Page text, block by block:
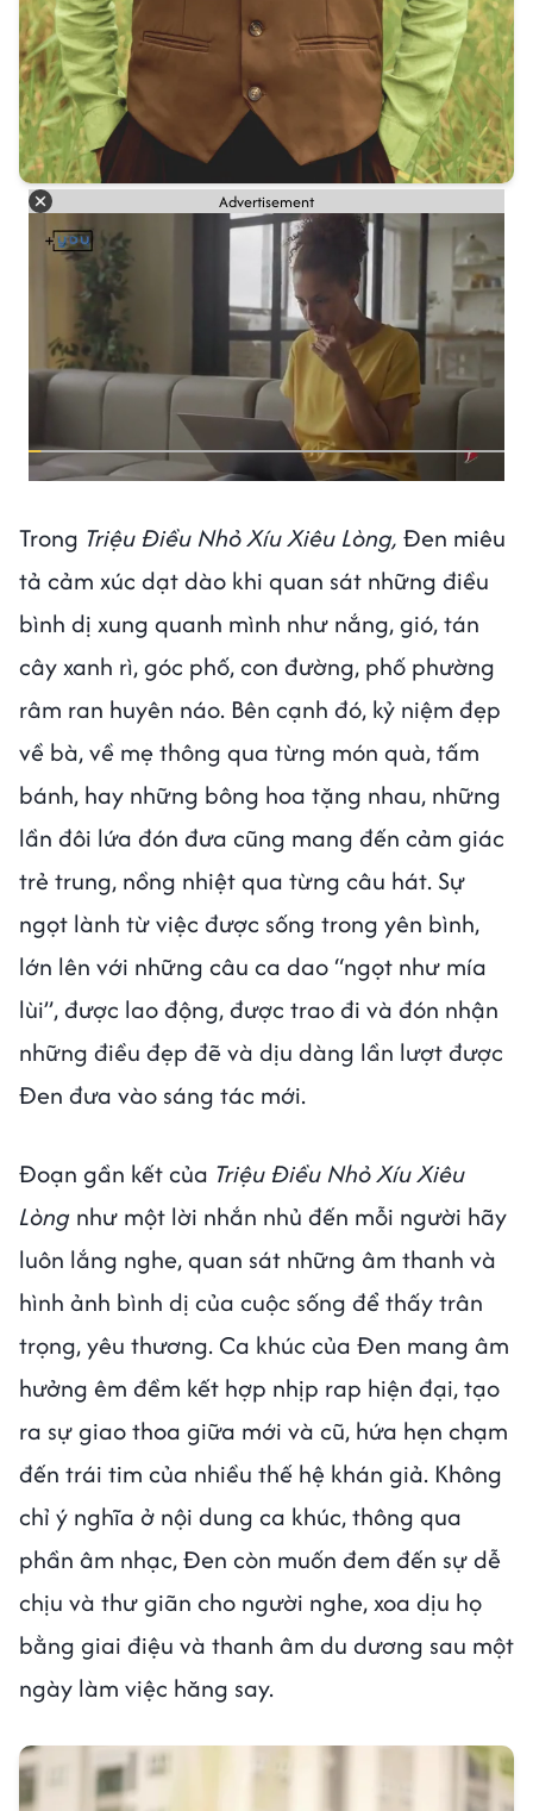
Advertisement
Trong Triệu Điều Nhỏ Xíu Xiêu Lòng, Đen miêu
tả cảm xúc dạt dào khi quan sát những điều
bình dị xung quanh mình như nắng, gió, tán
cây xanh rì, góc phố, con đường, phố phường
râm ran huyên náo. Bên cạnh đó, kỷ niệm đẹp
về bà, về mẹ thông qua từng món quà, tấm
bánh, hay những bông hoa tặng nhau, những
lần đôi lứa đón đưa cũng mang đến cảm giác
trẻ trung, nồng nhiệt qua từng câu hát. Sự
ngọt lành từ việc được sống trong yên bình,
lớn lên với những câu ca dao “ngọt như mía
lùi”, được lao động, được trao đi và đón nhận
những điều đẹp đẽ và dịu dàng lần lượt được
Đen đưa vào sáng tác mới.
Đoạn gần kết của Triệu Điều Nhỏ Xíu Xiêu
Lòng như một lời nhắn nhủ đến mỗi người hãy
luôn lắng nghe, quan sát những âm thanh và
hình ảnh bình dị của cuộc sống để thấy trân
trọng, yêu thương. Ca khúc của Đen mang âm
hưởng êm đềm kết hợp nhịp rap hiện đại, tạo
ra sự giao thoa giữa mới và cũ, hứa hẹn chạm
đến trái tim của nhiều thế hệ khán giả. Không
chỉ ý nghĩa ở nội dung ca khúc, thông qua
phần âm nhạc, Đen còn muốn đem đến sự dễ
chịu và thư giãn cho người nghe, xoa dịu họ
bằng giai điệu và thanh âm du dương sau một
ngày làm việc hăng say.